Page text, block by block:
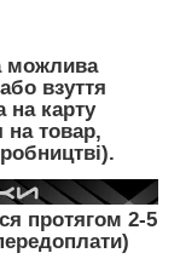
можлива
взуття
на карту
товар,
протягом 2-5